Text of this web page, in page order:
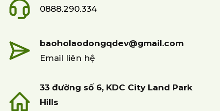
0888.290.334
baoholaodongqdev@gmail.com
Email liên hệ
33 đường số 6, KDC City Land Park
Hills